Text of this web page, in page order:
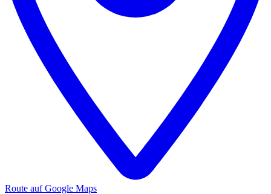
Route auf Google Maps